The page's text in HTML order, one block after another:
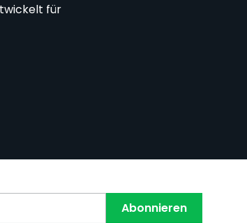
für
Abonnieren